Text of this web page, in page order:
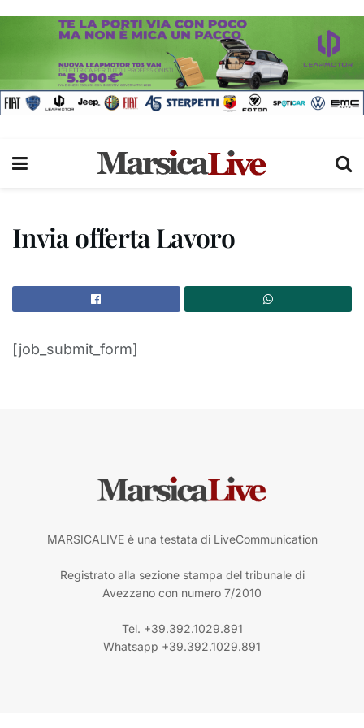
Invia offerta Lavoro
[job_submit_form]
MARSICALIVE è una testata di LiveCommunication
Registrato alla sezione stampa del tribunale di
Avezzano con numero 7/2010
Tel. +39.392.1029.891
Whatsapp +39.392.1029.891